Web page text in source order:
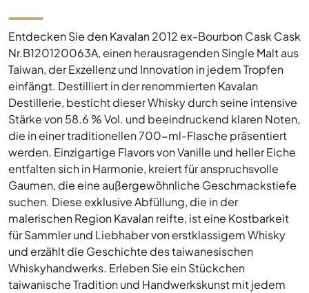
Entdecken Sie den Kavalan 2012 ex-Bourbon Cask Cask
Nr.B120120063A, einen herausragenden Single Malt aus
Taiwan, der Exzellenz und Innovation in jedem Tropfen
einfängt. Destilliert in der renommierten Kavalan
Destillerie, besticht dieser Whisky durch seine intensive
Stärke von 58.6 % Vol. und beeindruckend klaren Noten,
die in einer traditionellen 700-ml-Flasche präsentiert
werden. Einzigartige Flavors von Vanille und heller Eiche
entfalten sich in Harmonie, kreiert für anspruchsvolle
Gaumen, die eine außergewöhnliche Geschmackstiefe
suchen. Diese exklusive Abfüllung, die in der
malerischen Region Kavalan reifte, ist eine Kostbarkeit
für Sammler und Liebhaber von erstklassigem Whisky
und erzählt die Geschichte des taiwanesischen
Whiskyhandwerks. Erleben Sie ein Stückchen
taiwanische Tradition und Handwerkskunst mit jedem